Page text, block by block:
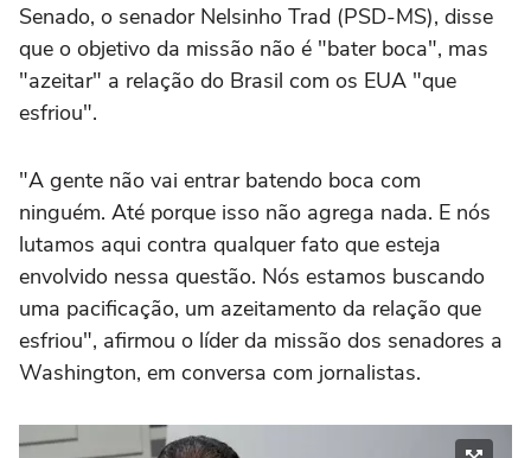
Senado, o senador Nelsinho Trad (PSD-MS), disse
que o objetivo da missão não é "bater boca", mas
"azeitar" a relação do Brasil com os EUA "que
esfriou".
"A gente não vai entrar batendo boca com
ninguém. Até porque isso não agrega nada. E nós
lutamos aqui contra qualquer fato que esteja
envolvido nessa questão. Nós estamos buscando
uma pacificação, um azeitamento da relação que
esfriou", afirmou o líder da missão dos senadores a
Washington, em conversa com jornalistas.